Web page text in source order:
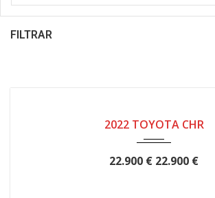
FILTRAR
2022 TOYOTA CHR
22.900 € 22.900 €